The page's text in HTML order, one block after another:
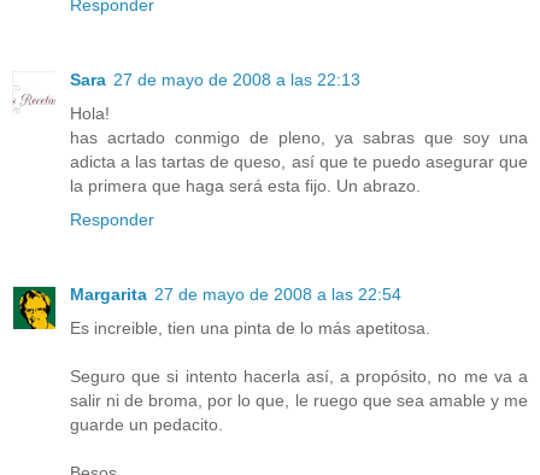
Responder
Sara 27 de mayo de 2008 a las 22:13
Hola!
has acrtado conmigo de pleno, ya sabras que soy una
adicta a las tartas de queso, así que te puedo asegurar que
la primera que haga será esta fijo. Un abrazo.
Responder
Margarita 27 de mayo de 2008 a las 22:54
Es increible, tien una pinta de lo más apetitosa.
Seguro que si intento hacerla así, a propósito, no me va a
salir ni de broma, por lo que, le ruego que sea amable y me
guarde un pedacito.